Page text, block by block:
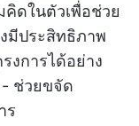
ดในตัวเพื่อช่วย
มีประสิทธิภาพ
งการได้อย่าง
- ช่วยขจัด
ร